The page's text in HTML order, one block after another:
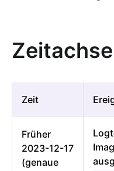
Zeitachse
Zeit
Früher
2023-12-17
(genaue